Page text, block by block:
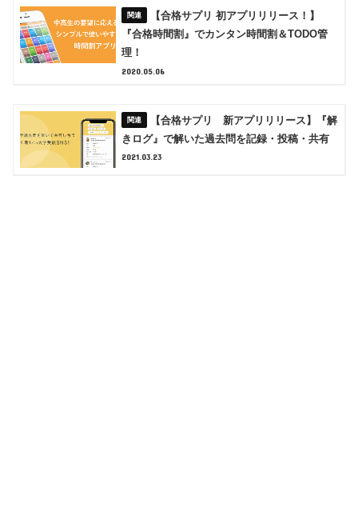
【合格サプリ 初アプリリリース！】
『合格時間割』でカンタン時間割＆TODO管
理！
2020.05.06
【合格サプリ 新アプリリリース】『解
きログ』で解いた過去問を記録・投稿・共有
2021.03.23